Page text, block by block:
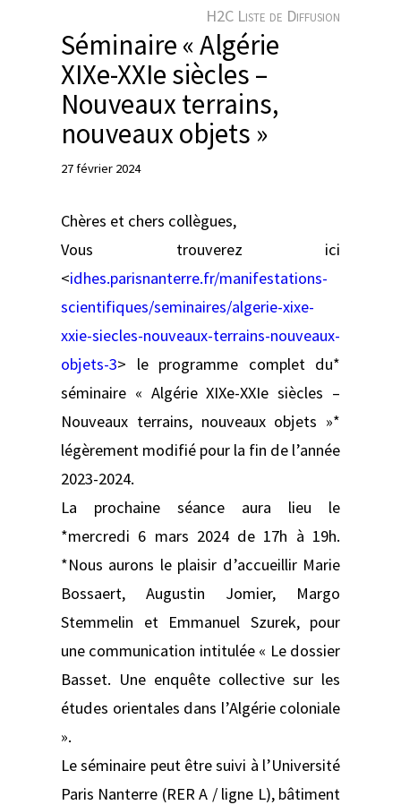
r
H2C Liste de Diffusion
Séminaire « Algérie
XIXe-XXIe siècles –
Nouveaux terrains,
nouveaux objets »
27 février 2024
Chères et chers collègues,
Vous trouverez ici
<idhes.parisnanterre.fr/manifestations-
scientifiques/seminaires/algerie-xixe-
xxie-siecles-nouveaux-terrains-nouveaux-
objets-3> le programme complet du*
séminaire « Algérie XIXe-XXIe siècles –
Nouveaux terrains, nouveaux objets »*
légèrement modifié pour la fin de l’année
2023-2024.
La prochaine séance aura lieu le
*mercredi 6 mars 2024 de 17h à 19h.
*Nous aurons le plaisir d’accueillir Marie
Bossaert, Augustin Jomier, Margo
Stemmelin et Emmanuel Szurek, pour
une communication intitulée « Le dossier
Basset. Une enquête collective sur les
études orientales dans l’Algérie coloniale
».
Le séminaire peut être suivi à l’Université
Paris Nanterre (RER A / ligne L), bâtiment